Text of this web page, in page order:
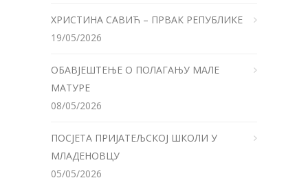
ХРИСТИНА САВИЋ – ПРВАК РЕПУБЛИКЕ
19/05/2026
ОБАВЈЕШТЕЊЕ О ПОЛАГАЊУ МАЛЕ
МАТУРЕ
08/05/2026
ПОСЈЕТА ПРИЈАТЕЉСКОЈ ШКОЛИ У
МЛАДЕНОВЦУ
05/05/2026